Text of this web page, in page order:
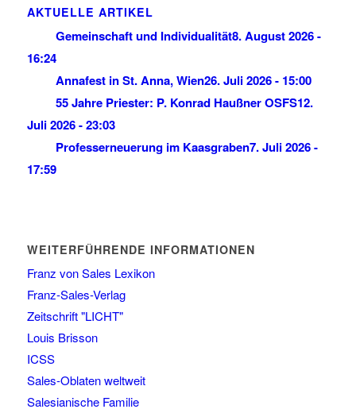
AKTUELLE ARTIKEL
Gemeinschaft und Individualität8. August 2026 -
16:24
Annafest in St. Anna, Wien26. Juli 2026 - 15:00
55 Jahre Priester: P. Konrad Haußner OSFS12.
Juli 2026 - 23:03
Professerneuerung im Kaasgraben7. Juli 2026 -
17:59
WEITERFÜHRENDE INFORMATIONEN
Franz von Sales Lexikon
Franz-Sales-Verlag
Zeitschrift "LICHT"
Louis Brisson
ICSS
Sales-Oblaten weltweit
Salesianische Familie